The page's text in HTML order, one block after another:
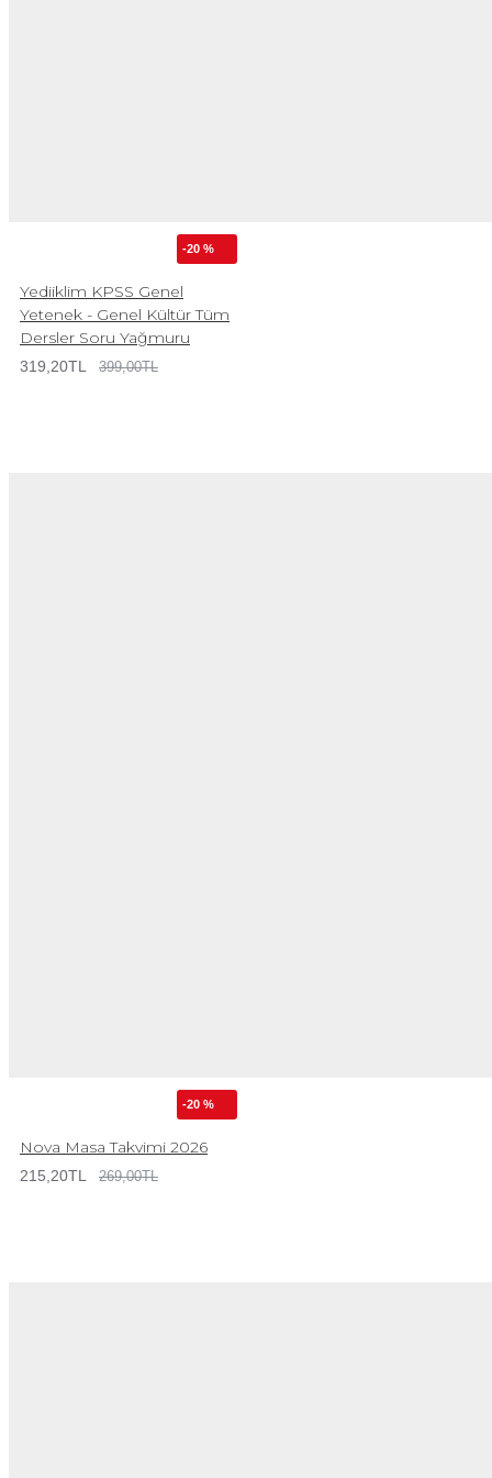
-20 %
Yediiklim KPSS Genel
Yetenek - Genel Kültür Tüm
Dersler Soru Yağmuru
319,20TL 399,00TL
-20 %
Nova Masa Takvimi 2026
215,20TL 269,00TL